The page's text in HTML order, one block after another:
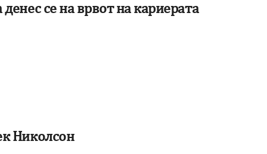
се на врвот на кариерата
Николсон